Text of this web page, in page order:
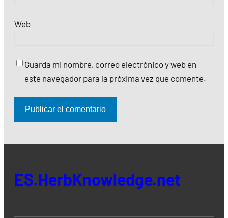
Web
Guarda mi nombre, correo electrónico y web en
este navegador para la próxima vez que comente.
ES.HerbKnowledge.net